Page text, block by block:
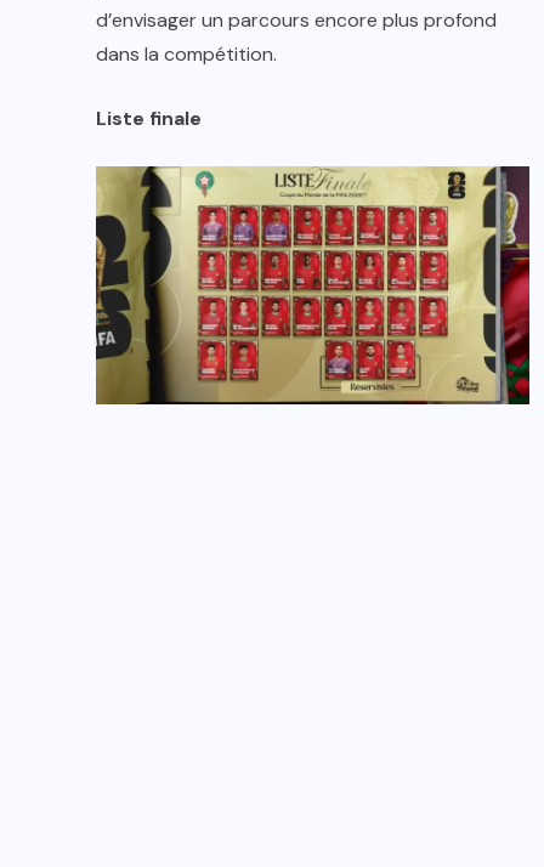
d’envisager un parcours encore plus profond
dans la compétition.
Liste finale